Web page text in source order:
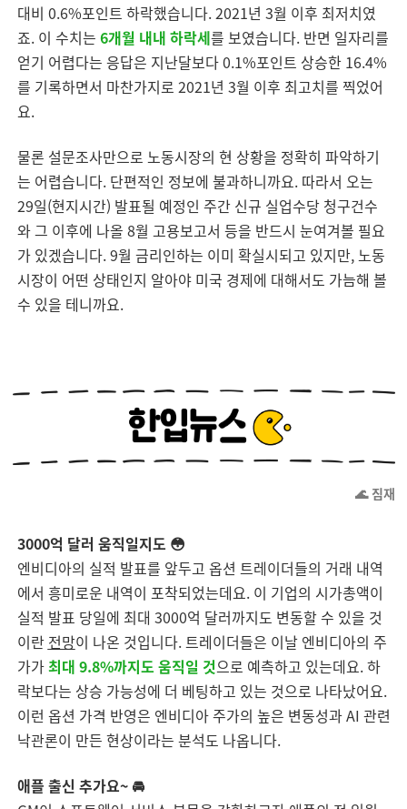
대비 0.6%포인트 하락했습니다. 2021년 3월 이후 최저치였
죠. 이 수치는 6개월 내내 하락세를 보였습니다. 반면 일자리를
얻기 어렵다는 응답은 지난달보다 0.1%포인트 상승한 16.4%
를 기록하면서 마찬가지로 2021년 3월 이후 최고치를 찍었어
요.
물론 설문조사만으로 노동시장의 현 상황을 정확히 파악하기
는 어렵습니다. 단편적인 정보에 불과하니까요. 따라서 오는
29일(현지시간) 발표될 예정인 주간 신규 실업수당 청구건수
와 그 이후에 나올 8월 고용보고서 등을 반드시 눈여겨볼 필요
가 있겠습니다. 9월 금리인하는 이미 확실시되고 있지만, 노동
시장이 어떤 상태인지 알아야 미국 경제에 대해서도 가늠해 볼
수 있을 테니까요.
🌊 짐재
3000억 달러 움직일지도 😳
엔비디아의 실적 발표를 앞두고 옵션 트레이더들의 거래 내역
에서 흥미로운 내역이 포착되었는데요. 이 기업의 시가총액이
실적 발표 당일에 최대 3000억 달러까지도 변동할 수 있을 것
이란 전망이 나온 것입니다. 트레이더들은 이날 엔비디아의 주
가가최대 9.8%까지도 움직일 것으로 예측하고 있는데요. 하
락보다는 상승 가능성에 더 베팅하고 있는 것으로 나타났어요.
이런 옵션 가격 반영은 엔비디아 주가의 높은 변동성과 AI 관련
낙관론이 만든 현상이라는 분석도 나옵니다.
애플 출신 추가요~ 🚘